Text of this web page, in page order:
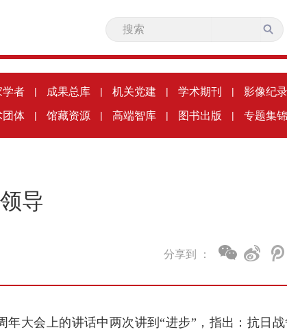
学者 | 成果总库 | 机关党建 | 学术期刊 | 影像纪录
团体 | 馆藏资源 | 高端智库 | 图书出版 | 专题集锦
导
分享到 ：
大会上的讲话中两次讲到“进步”，指出：抗日